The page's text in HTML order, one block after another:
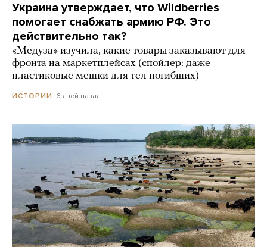
Украина утверждает, что Wildberries
помогает снабжать армию РФ. Это
действительно так?
«Медуза» изучила, какие товары заказывают для
фронта на маркетплейсах (спойлер: даже
пластиковые мешки для тел погибших)
ИСТОРИИ 6 дней назад